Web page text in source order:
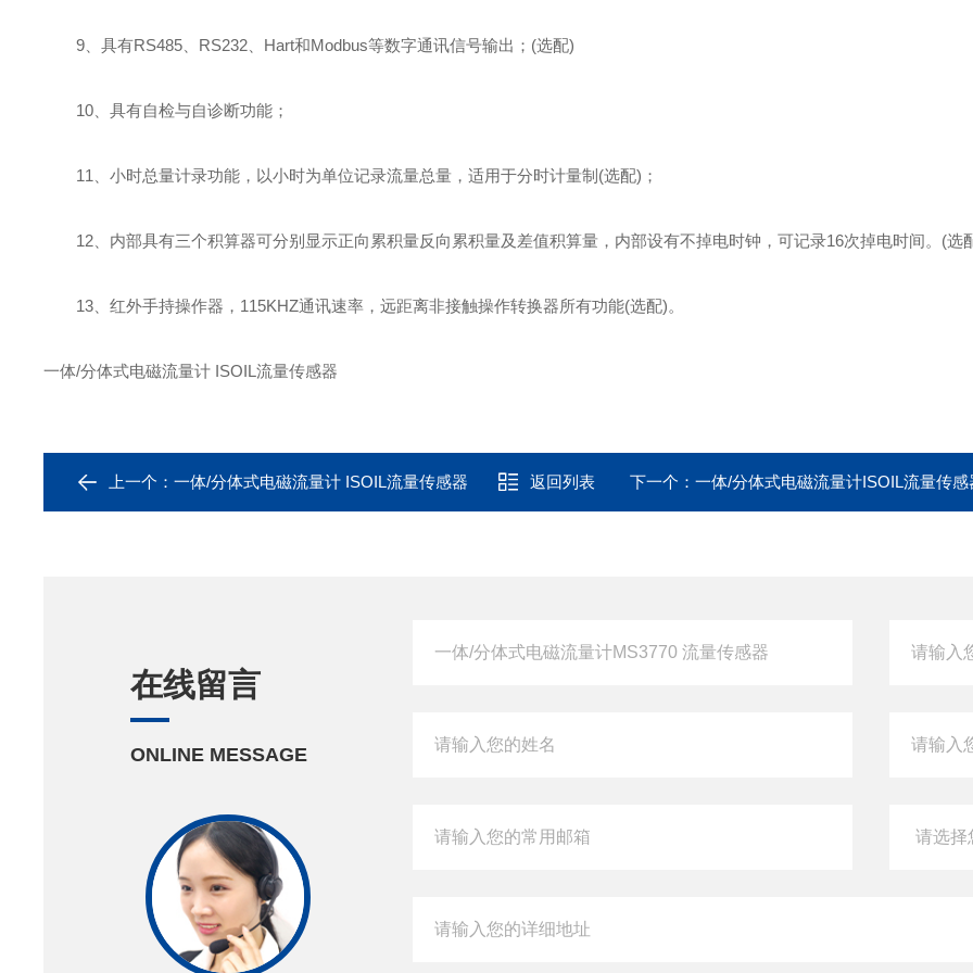
9、具有RS485、RS232、Hart和Modbus等数字通讯信号输出；(选配)
10、具有自检与自诊断功能；
11、小时总量计录功能，以小时为单位记录流量总量，适用于分时计量制(选配)；
12、内部具有三个积算器可分别显示正向累积量反向累积量及差值积算量，内部设有不掉电时钟，可记录16次掉电时间。(选
13、红外手持操作器，115KHZ通讯速率，远距离非接触操作转换器所有功能(选配)。
一体/分体式电磁流量计 ISOIL流量传感器
上一个： 一体/分体式电磁流量计 ISOIL流量传感器 返回列表 下一个： 一体/分体式电磁流量计ISOIL流量传感
在线留言
ONLINE MESSAGE